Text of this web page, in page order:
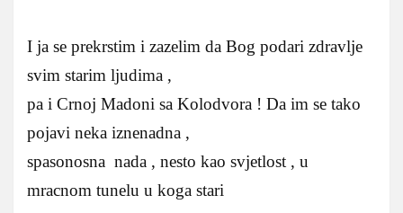
I ja se prekrstim i zazelim da Bog podari zdravlje
svim starim ljudima ,
pa i Crnoj Madoni sa Kolodvora ! Da im se tako
pojavi neka iznenadna ,
spasonosna nada , nesto kao svjetlost , u
mracnom tunelu u koga stari